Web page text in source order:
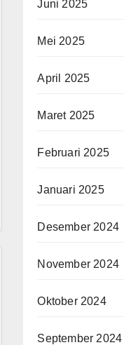
Juni 2025
Mei 2025
April 2025
Maret 2025
Februari 2025
Januari 2025
Desember 2024
November 2024
Oktober 2024
September 2024